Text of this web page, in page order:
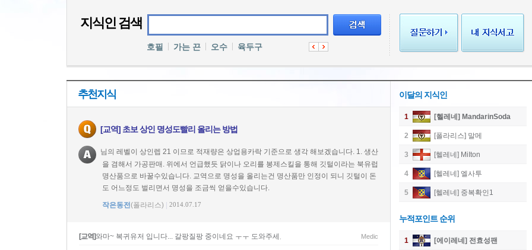
지식인 검색
호필 가는 끈 오수 육두구
추천지식
[교역] 초보 상인 명성도빨리 올리는 방법
님의 레벨이 상인렙 21 이므로 적재량은 상업용카락 기준으로 생각 해보겠습니다. 1. 생산
을 겸해서 가공판매. 위에서 언급했듯 닭이나 오리를 봉제스킬을 통해 깃털이라는 북유럽
명산품으로 바꿀수있습니다. 교역으로 명성을 올리는건 명산품만 인정이 되니 깃털이 돈
도 어느정도 벌리면서 명성을 조금씩 얻을수있습니다.
작은동전(폴라리스) | 2014.07.17
[교역]와마~ 복귀유저 입니다... 갈팡질팡 중이네요 ㅜㅜ 도와주세요 Medic
이달의 지식인
1 [헬레네] MandarinSoda
2 [폴라리스] 말메
3 [헬레네] MiIton
4 [헬레네] 엘사투
5 [헬레네] 중복확인1
누적포인트 순위
1 [에이레네] 전효성팬